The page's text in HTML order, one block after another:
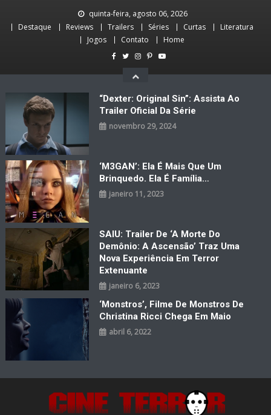
quinta-feira, agosto 06, 2026
Destaque
Reviews Trailers Séries Curtas
Literatura
Jogos
Contato Home
“Dexter: Original Sin”: Assista Ao
Trailer Oficial Da Série
novembro 29, 2024
‘M3GAN’: Ela É Mais Que Um
Brinquedo. Ela É Família…
janeiro 11, 2023
SAIU: Trailer De ‘A Morte Do
Demônio: A Ascensão’ Traz Uma
Nova Experiência Em Terror
Extenuante
janeiro 6, 2023
‘Monstros’, Filme De Monstros De
Christina Ricci Chega Em Maio
abril 6, 2022